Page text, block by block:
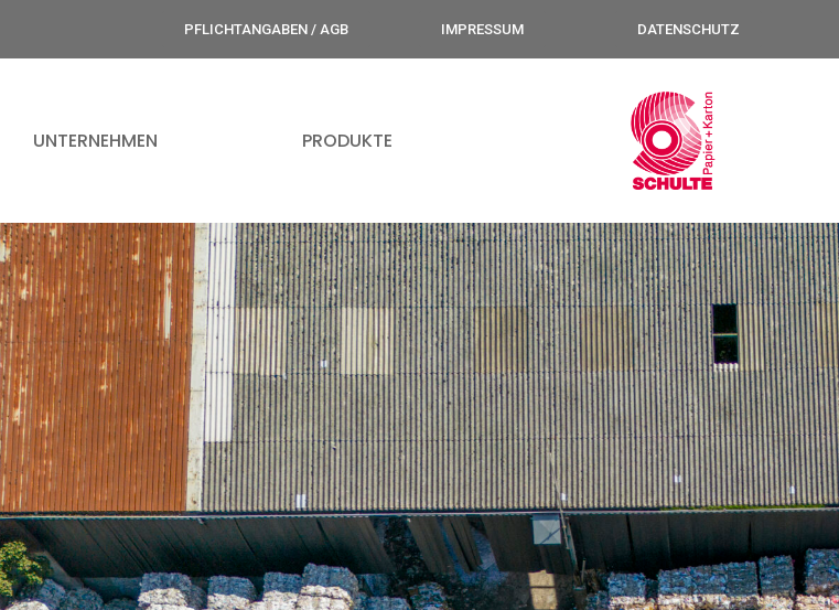
PFLICHTANGABEN / AGB IMPRESSUM DATENSCHUTZ
UNTERNEHMEN PRODUKTE